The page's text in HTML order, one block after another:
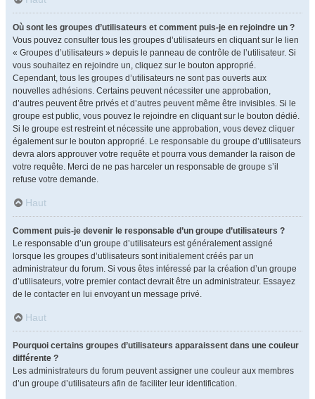
Où sont les groupes d’utilisateurs et comment puis-je en rejoindre un ?
Vous pouvez consulter tous les groupes d’utilisateurs en cliquant sur le lien
« Groupes d’utilisateurs » depuis le panneau de contrôle de l’utilisateur. Si
vous souhaitez en rejoindre un, cliquez sur le bouton approprié.
Cependant, tous les groupes d’utilisateurs ne sont pas ouverts aux
nouvelles adhésions. Certains peuvent nécessiter une approbation,
d’autres peuvent être privés et d’autres peuvent même être invisibles. Si le
groupe est public, vous pouvez le rejoindre en cliquant sur le bouton dédié.
Si le groupe est restreint et nécessite une approbation, vous devez cliquer
également sur le bouton approprié. Le responsable du groupe d’utilisateurs
devra alors approuver votre requête et pourra vous demander la raison de
votre requête. Merci de ne pas harceler un responsable de groupe s’il
refuse votre demande.
Haut
Comment puis-je devenir le responsable d’un groupe d’utilisateurs ?
Le responsable d’un groupe d’utilisateurs est généralement assigné
lorsque les groupes d’utilisateurs sont initialement créés par un
administrateur du forum. Si vous êtes intéressé par la création d’un groupe
d’utilisateurs, votre premier contact devrait être un administrateur. Essayez
de le contacter en lui envoyant un message privé.
Haut
Pourquoi certains groupes d’utilisateurs apparaissent dans une couleur
différente ?
Les administrateurs du forum peuvent assigner une couleur aux membres
d’un groupe d’utilisateurs afin de faciliter leur identification.